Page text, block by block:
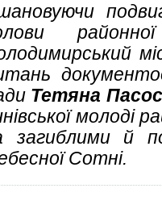
Тетяна
молоді
загиблими й
Сотні.